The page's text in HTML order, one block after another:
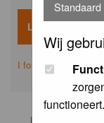
Wij
functioneert.
I forgot my password